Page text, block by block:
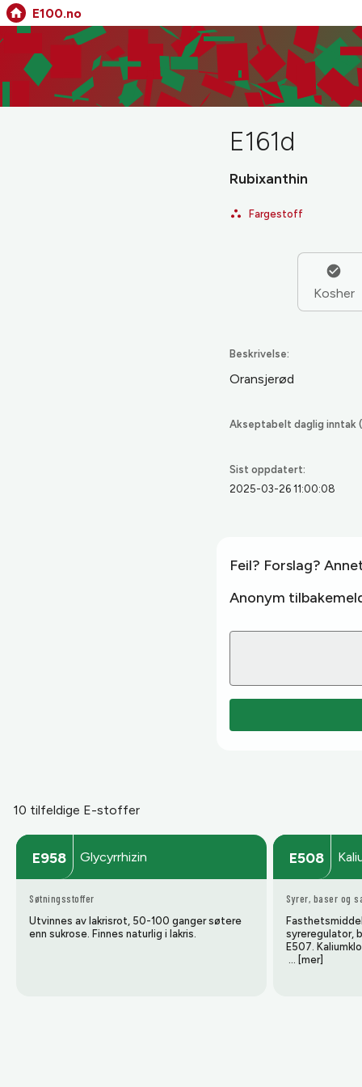
E100.no
E161d
Rubixanthin
Fargestoff
Kosher
Beskrivelse:
Oransjerød
Akseptabelt daglig inntak
Sist oppdatert:
2025-03-26 11:00:08
Feil? Forslag?
Anonym
10 tilfeldige E-stoffer
E958 Glycyrrhizin
Søtningsstoffer
Utvinnes av lakrisrot, 50-100 ganger søtere
enn sukrose. Finnes naturlig i lakris.
E508
Syrer, baser og
syreregulator,
E507.
… [mer]